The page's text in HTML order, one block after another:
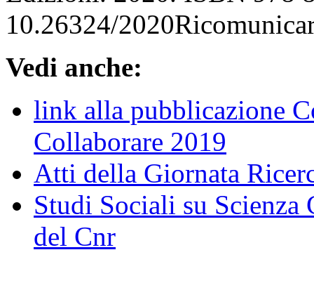
10.26324/
Vedi anche:
link alla pubblicazione
Collaborare 2019
Atti della Giornata
Studi Sociali su Scienza
del Cnr